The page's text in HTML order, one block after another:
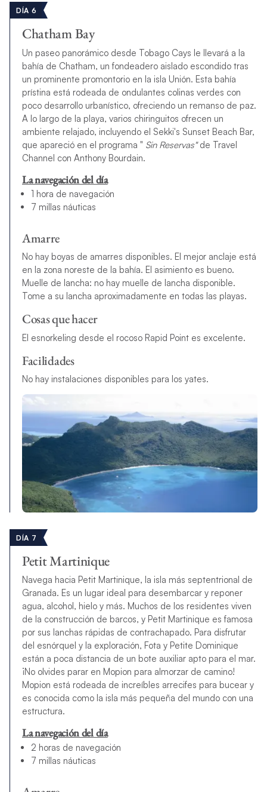
DÍA 6
Chatham Bay
Un paseo panorámico desde Tobago Cays le llevará a la
bahía de Chatham, un fondeadero aislado escondido tras
un prominente promontorio en la isla Unión. Esta bahía
prístina está rodeada de ondulantes colinas verdes con
poco desarrollo urbanístico, ofreciendo un remanso de paz.
A lo largo de la playa, varios chiringuitos ofrecen un
ambiente relajado, incluyendo el Sekki's Sunset Beach Bar,
que apareció en el programa " Sin Reservas"de Travel
Channel con Anthony Bourdain.
La navegación del día
1 hora de navegación
7 millas náuticas
Amarre
No hay boyas de amarres disponibles. El mejor anclaje está
en la zona noreste de la bahía. El asimiento es bueno.
Muelle de lancha: no hay muelle de lancha disponible.
Tome a su lancha aproximadamente en todas las playas.
Cosas que hacer
El esnorkeling desde el rocoso Rapid Point es excelente.
Facilidades
No hay instalaciones disponibles para los yates.
DÍA 7
Petit Martinique
Navega hacia Petit Martinique, la isla más septentrional de
Granada. Es un lugar ideal para desembarcar y reponer
agua, alcohol, hielo y más. Muchos de los residentes viven
de la construcción de barcos, y Petit Martinique es famosa
por sus lanchas rápidas de contrachapado. Para disfrutar
del esnórquel y la exploración, Fota y Petite Dominique
están a poca distancia de un bote auxiliar apto para el mar.
¡No olvides parar en Mopion para almorzar de camino!
Mopion está rodeada de increíbles arrecifes para bucear y
es conocida como la isla más pequeña del mundo con una
estructura.
La navegación del día
2 horas de navegación
7 millas náuticas